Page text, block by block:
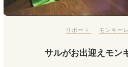
リポート モンキー
サルがお出迎えモン